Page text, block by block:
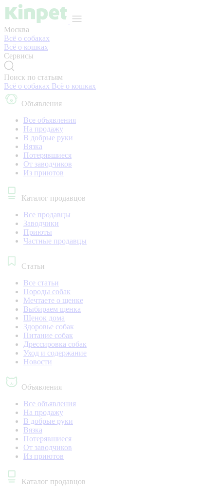
Москва
Всё о собаках
Всё о кошках
Сервисы
Поиск по статьям
Всё о собаках Всё о кошках
Объявления
Все объявления
На продажу
В добрые руки
Вязка
Потерявшиеся
От заводчиков
Из приютов
Каталог продавцов
Все продавцы
Заводчики
Приюты
Частные продавцы
Статьи
Все статьи
Породы собак
Мечтаете о щенке
Выбираем щенка
Щенок дома
Здоровье собак
Питание собак
Дрессировка собак
Уход и содержание
Новости
Объявления
Все объявления
На продажу
В добрые руки
Вязка
Потерявшиеся
От заводчиков
Из приютов
Каталог продавцов